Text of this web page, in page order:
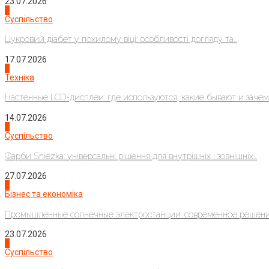
Суспільство
Цукровий діабет у похилому віці: особливості догляду та...
17.07.2026
Техніка
Настенные LCD-дисплеи: где используются, какие бывают и
14.07.2026
Суспільство
Фарби Sniezka: універсальні рішення для внутрішніх і зовнішніх...
27.07.2026
Бізнес та економіка
Промышленные солнечные электростанции: современное
23.07.2026
Суспільство